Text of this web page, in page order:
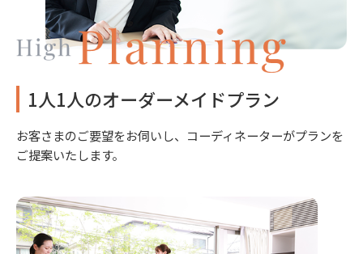
1人1人のオーダーメイドプラン
お客さまのご要望をお伺いし、コーディネーターがプランを
ご提案いたします。